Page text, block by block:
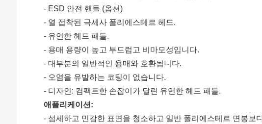
- ESD 안전 핸들 (옵션)
- 열 접착된 극세사 폴리에스테르 헤드.
- 유연한 헤드 패들.
- 용매 용량이 높고 부드럽고 비마모성입니다.
- 대부분의 일반적인 용매와 호환됩니다.
- 오염을 유발하는 코팅이 없습니다.
- 디자인: 컴팩트한 손잡이가 달린 유연한 헤드 패들.
애플리케이션:
- 섬세하고 민감한 표면을 청소하고 일반 폴리에스테르 면봉보